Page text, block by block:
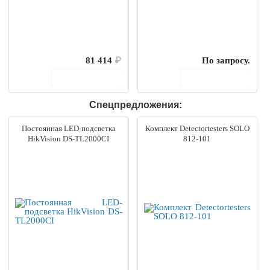
81 414 ₽
По запросу.
Спецпредложения:
Постоянная LED-подсветка
HikVision DS-TL2000CI
Комплект Detectortesters SOLO
812-101